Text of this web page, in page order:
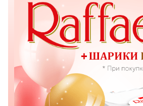
Показать еще
Цветы
Подсолнухи